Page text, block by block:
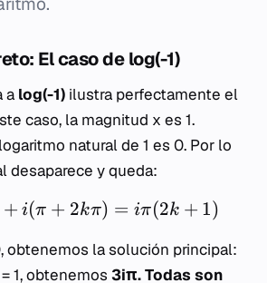
El caso de log(-1)
a log(-1) ilustra perfectamente el
caso, la magnitud x es 1.
natural de 1 es 0. Por lo
desaparece y queda:
+ i(π + 2kπ) = iπ(2k + 1)
, obtenemos la solución principal:
1, obtenemos 3iπ. Todas son